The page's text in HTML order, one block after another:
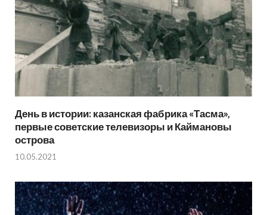
День в истории: казанская фабрика «Тасма»,
первые советские телевизоры и Каймановы
острова
10.05.2021